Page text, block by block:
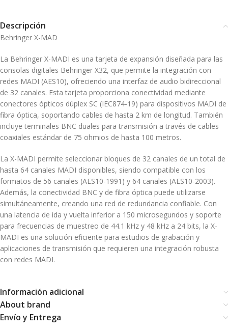
Descripción
Behringer X-MAD
La Behringer X-MADI es una tarjeta de expansión diseñada para las
consolas digitales Behringer X32, que permite la integración con
redes MADI (AES10), ofreciendo una interfaz de audio bidireccional
de 32 canales. Esta tarjeta proporciona conectividad mediante
conectores ópticos dúplex SC (IEC874-19) para dispositivos MADI de
fibra óptica, soportando cables de hasta 2 km de longitud. También
incluye terminales BNC duales para transmisión a través de cables
coaxiales estándar de 75 ohmios de hasta 100 metros.
La X-MADI permite seleccionar bloques de 32 canales de un total de
hasta 64 canales MADI disponibles, siendo compatible con los
formatos de 56 canales (AES10-1991) y 64 canales (AES10-2003).
Además, la conectividad BNC y de fibra óptica puede utilizarse
simultáneamente, creando una red de redundancia confiable. Con
una latencia de ida y vuelta inferior a 150 microsegundos y soporte
para frecuencias de muestreo de 44.1 kHz y 48 kHz a 24 bits, la X-
MADI es una solución eficiente para estudios de grabación y
aplicaciones de transmisión que requieren una integración robusta
con redes MADI.
Información adicional
About brand
Envío y Entrega